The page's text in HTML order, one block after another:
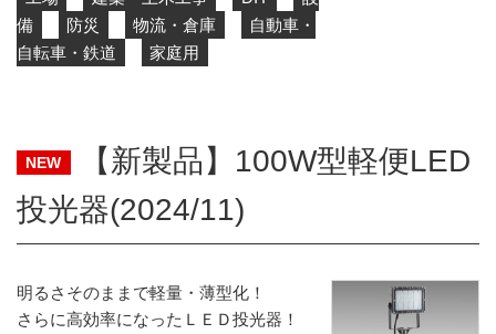
備
防災 物流・倉庫
自動車・
自転車・鉄道
家庭用
NEW
【新製品】100W型軽便LED
投光器(2024/11)
明るさそのままで軽量・薄型化！
さらに高効率になったＬＥＤ投光器！